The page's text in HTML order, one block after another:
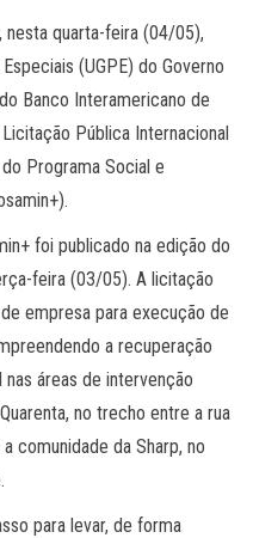
nesta quarta-feira (04/05),
(UGPE) do Governo
Banco Interamericano de
Pública Internacional
Programa Social e
foi publicado na edição do
feira (03/05). A licitação
empresa para execução de
a recuperação
áreas de intervenção
no trecho entre a rua
comunidade da Sharp, no
para levar, de forma